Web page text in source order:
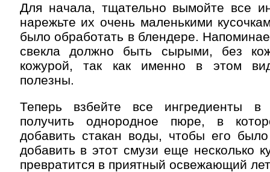
Для начала, тщательно вымойте все
нарежьте их очень маленькими
было обработать в блендере.
свекла должно быть сырыми, без
кожурой, так как именно в этом
полезны.
Теперь взбейте все ингредиенты в
получить однородное пюре, в
добавить стакан воды, чтобы его
добавить в этот смузи еще несколько
превратится в приятный освежающий